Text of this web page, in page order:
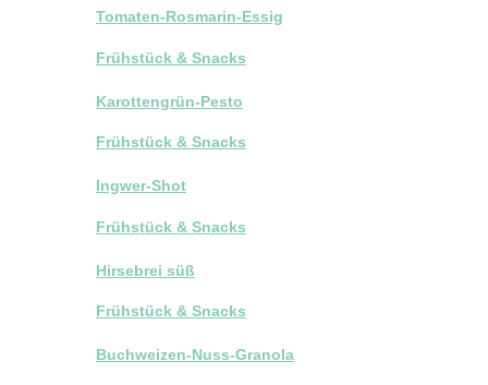
Tomaten-Rosmarin-Essig
Frühstück & Snacks
Karottengrün-Pesto
Frühstück & Snacks
Ingwer-Shot
Frühstück & Snacks
Hirsebrei süß
Frühstück & Snacks
Buchweizen-Nuss-Granola